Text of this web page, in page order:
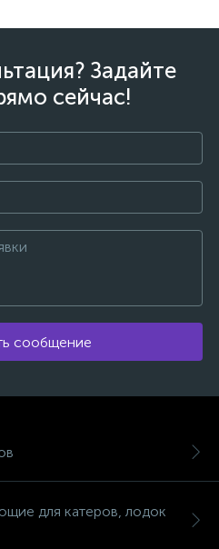
Задайте
сейчас!
сообщение
для катеров, лодок